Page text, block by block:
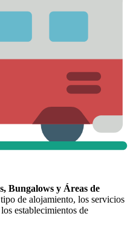
Bungalows y Áreas de
de alojamiento, los servicios
establecimientos de